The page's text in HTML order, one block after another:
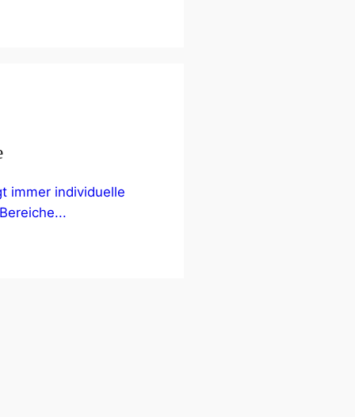
immer individuelle